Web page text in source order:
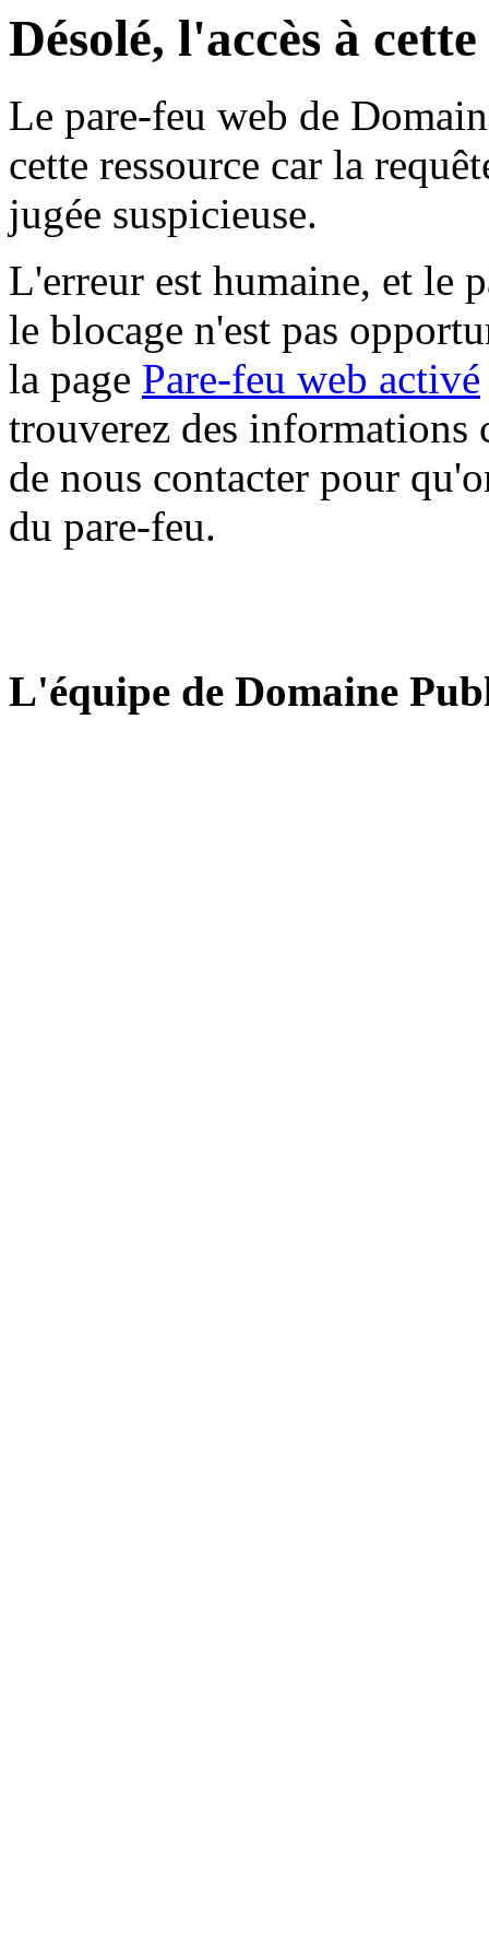
Désolé, l'accès à
Le pare-feu web de
cette ressource car la
jugée suspicieuse.
L'erreur est humaine, et le
le blocage n'est pas
la page Pare-feu web activé
trouverez des informations
de nous contacter pour
du pare-feu.
L'équipe de Domaine